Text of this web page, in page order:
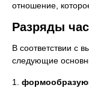
отношение,
Разряды
В соответствии с
следующие
1.